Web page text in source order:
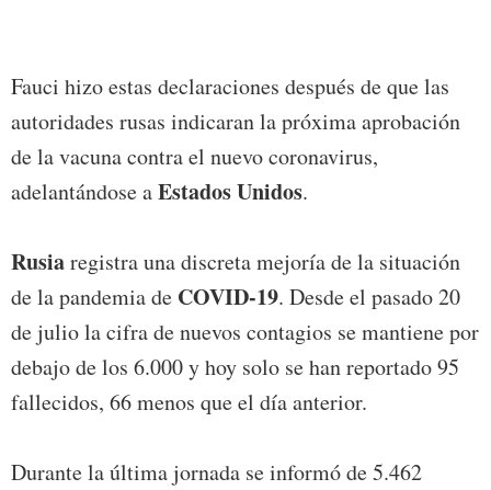
Fauci hizo estas declaraciones después de que las
autoridades rusas indicaran la próxima aprobación
de la vacuna contra el nuevo coronavirus,
adelantándose aEstados Unidos.
Rusiaregistra una discreta mejoría de la situación
de la pandemia de COVID-19. Desde el pasado 20
de julio la cifra de nuevos contagios se mantiene por
debajo de los 6.000 y hoy solo se han reportado 95
fallecidos, 66 menos que el día anterior.
Durante la última jornada se informó de 5.462